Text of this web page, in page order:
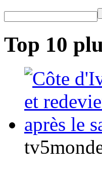
Top 10